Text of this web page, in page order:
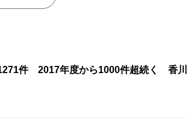
件 2017年度から1000件超続く 香川